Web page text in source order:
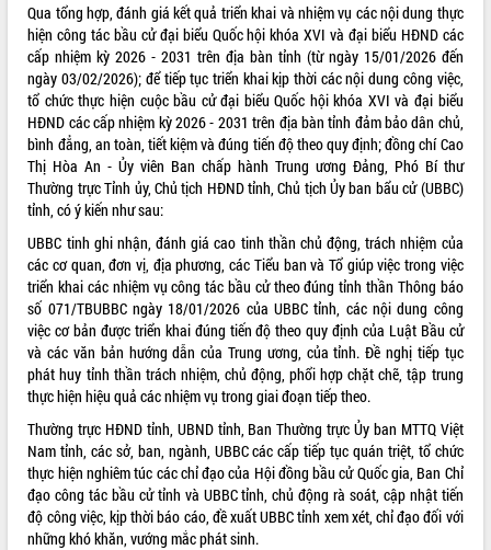
VIDEO
Trailer Lễ hội Sầu riêng Đắk Lắk năm
2026
Khám bệnh, cấp phát thuốc miễn phí
và tặng quà người dân xã Cư Pui
Hội nghị UBND tỉnh Đắk Lắk thường kỳ
tháng 7/2026
Lễ truy tặng danh hiệu “Bà Mẹ Việt
Nam Anh hùng” và trao Huân chương
ALBUM ẢNH
Qua tổng hợp, đánh giá kết quả triển khai và nhiệm vụ các nội dung thực
hiện công tác bầu cử đại biểu Quốc hội khóa XVI và đại biểu HĐND các
cấp nhiệm kỳ 2026 - 2031 trên địa bàn tỉnh (từ ngày 15/01/2026 đến
ngày 03/02/2026); để tiếp tục triển khai kịp thời các nội dung công việc,
tổ chức thực hiện cuộc bầu cử đại biểu Quốc hội khóa XVI và đại biểu
HĐND các cấp nhiệm kỳ 2026 - 2031 trên địa bàn tỉnh đảm bảo dân chủ,
bình đẳng, an toàn, tiết kiệm và đúng tiến độ theo quy định; đồng chí Cao
Thị Hòa An - Ủy viên Ban chấp hành Trung ương Đảng, Phó Bí thư
Thường trực Tỉnh ủy, Chủ tịch HĐND tỉnh, Chủ tịch Ủy ban bẩu cử (UBBC)
tỉnh, có ý kiến như sau:
UBBC tinh ghi nhận, đánh giá cao tinh thần chủ động, trách nhiệm của
các cơ quan, đơn vị, địa phương, các Tiểu ban và Tổ giúp việc trong việc
triển khai các nhiệm vụ công tác bầu cử theo đúng tỉnh thần Thông báo
số 071/TBUBBC ngày 18/01/2026 của UBBC tỉnh, các nội dung công
việc cơ bản được triển khai đúng tiến độ theo quy định của Luật Bầu cử
và các văn bản hướng dẫn của Trung ương, của tỉnh. Đề nghị tiếp tục
phát huy tỉnh thần trách nhiệm, chủ động, phổi hợp chặt chẽ, tập trung
thực hiện hiệu quả các nhiệm vụ trong giai đoạn tiếp theo.
Thường trực HĐND tỉnh, UBND tỉnh, Ban Thường trực Ủy ban MTTQ Việt
Nam tỉnh, các sở, ban, ngành, UBBC các cấp tiếp tục quán triệt, tổ chức
thực hiện nghiêm túc các chỉ đạo của Hội đồng bầu cử Quốc gia, Ban Chỉ
đạo công tác bầu cử tỉnh và UBBC tỉnh, chủ động rà soát, cập nhật tiến
độ công việc, kịp thời báo cáo, đề xuất UBBC tỉnh xem xét, chỉ đạo đối với
những khó khăn, vướng mắc phát sinh.